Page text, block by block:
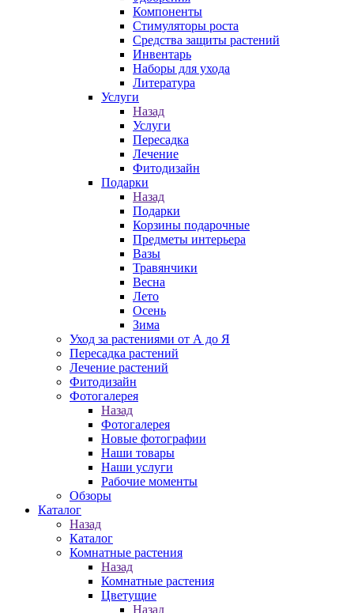
Компоненты
Стимуляторы роста
Средства защиты растений
Инвентарь
Наборы для ухода
Литература
Услуги
Назад
Услуги
Пересадка
Лечение
Фитодизайн
Подарки
Назад
Подарки
Корзины подарочные
Предметы интерьера
Вазы
Травянчики
Весна
Лето
Осень
Зима
Уход за растениями от А до Я
Пересадка растений
Лечение растений
Фитодизайн
Фотогалерея
Назад
Фотогалерея
Новые фотографии
Наши товары
Наши услуги
Рабочие моменты
Обзоры
Каталог
Назад
Каталог
Комнатные растения
Назад
Комнатные растения
Цветущие
Назад